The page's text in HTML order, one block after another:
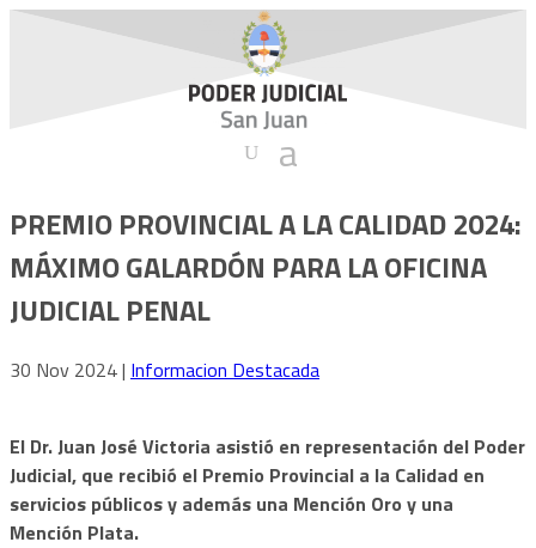
PREMIO PROVINCIAL A LA CALIDAD 2024:
MÁXIMO GALARDÓN PARA LA OFICINA
JUDICIAL PENAL
30 Nov 2024| Informacion Destacada
El Dr. Juan José Victoria asistió en representación del Poder
Judicial, que recibió el Premio Provincial a la Calidad en
servicios públicos y además una Mención Oro y una
Mención Plata.